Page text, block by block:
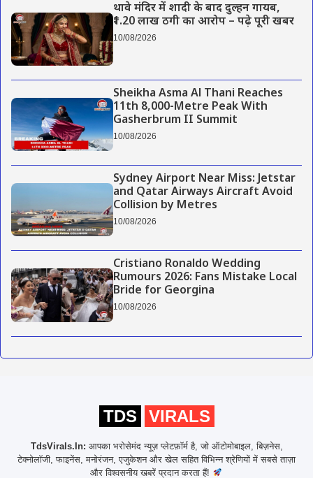
थावे मंदिर में शादी के बाद दुल्हन गायब,
₹1.20 लाख ठगी का आरोप – पढ़े पूरी खबर
10/08/2026
Sheikha Asma Al Thani Reaches
11th 8,000-Metre Peak With
Gasherbrum II Summit
10/08/2026
Sydney Airport Near Miss: Jetstar
and Qatar Airways Aircraft Avoid
Collision by Metres
10/08/2026
Cristiano Ronaldo Wedding
Rumours 2026: Fans Mistake Local
Bride for Georgina
10/08/2026
TDS VIRALS
TdsVirals.In: आपका भरोसेमंद न्यूज़ प्लेटफ़ॉर्म है, जो ऑटोमोबाइल, बिज़नेस,
टेक्नोलॉजी, फाइनेंस, मनोरंजन, एजुकेशन और खेल सहित विभिन्न श्रेणियों में सबसे ताज़ा
और विश्वसनीय खबरें प्रदान करता हैं!